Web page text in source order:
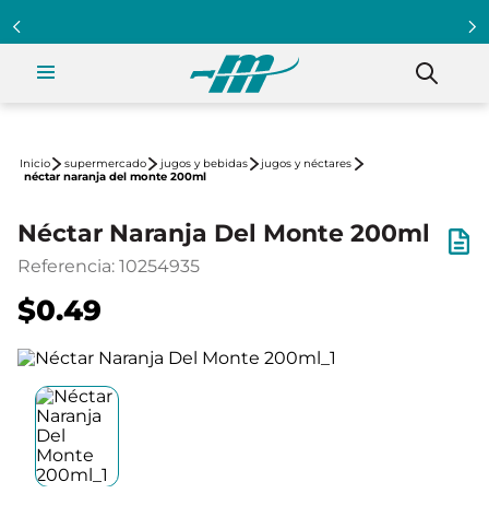
supermercado jugos y bebidas
jugos y néctares
néctar naranja del monte 200ml
Néctar Naranja Del Monte 200ml
Referencia: 10254935
$0.49